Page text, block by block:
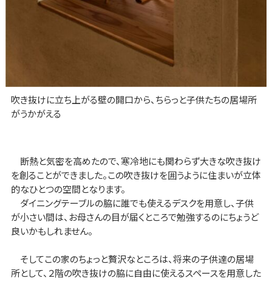
吹き抜けに立ち上がる壁の開口から、ちらっと子供たちの居場所
がうかがえる
断熱と気密を高めたので、寒冷地にも関わらず大きな吹き抜け
を創ることができました。この吹き抜けを囲うように住まいが立体
的なひとつの空間となります。
ダイニングテーブルの脇に誰でも使えるデスクを用意し、子供
が小さい間は、お母さんの目が届くところで勉強するのにちょうど
良いかもしれません。
そしてこの家のちょっと贅沢なところは、将来の子供達の居場
所として、２階の吹き抜けの脇に自由に使えるスペースを用意した